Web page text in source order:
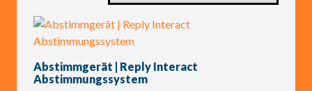
Abstimmgerät | Reply Interact
Abstimmungssystem